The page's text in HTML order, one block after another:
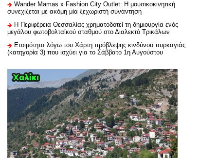
Wander Mamas x Fashion City Outlet: Η μουσικοκινητική
συνεχίζεται με ακόμη μία ξεχωριστή συνάντηση
H Περιφέρεια Θεσσαλίας χρηματοδοτεί τη δημιουργία ενός
μεγάλου φωτοβολταϊκού σταθμού στο Διαλεκτό Τρικάλων
Ετοιμότητα λόγω του Χάρτη πρόβλεψης κινδύνου πυρκαγιάς
(κατηγορία 3) που ισχύει για το Σάββατο 1η Αυγούστου